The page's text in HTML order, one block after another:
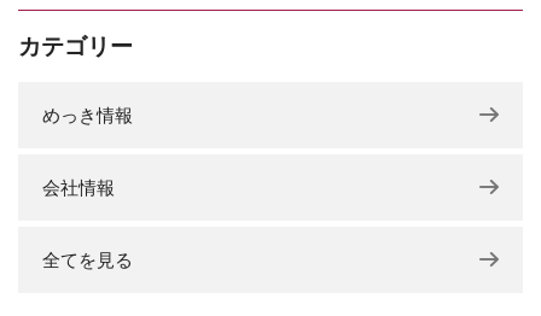
カテゴリー
めっき情報
会社情報
全てを見る